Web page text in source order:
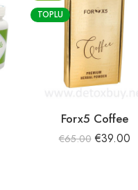
TOPLU
Forx5 Coffee
€65.00 €39.00